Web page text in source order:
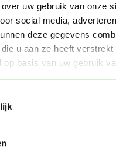
uw gebruik van onze
social media,
deze gegevens
u aan ze heeft verstrekt
op basis van uw gebruik
activiteit
bijgewerkt
is geverifieerd